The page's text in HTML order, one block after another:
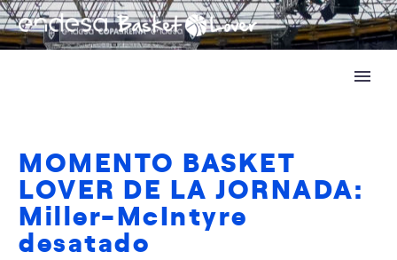
MOMENTO BASKET
LOVER DE LA JORNADA:
Miller-McIntyre
desatado